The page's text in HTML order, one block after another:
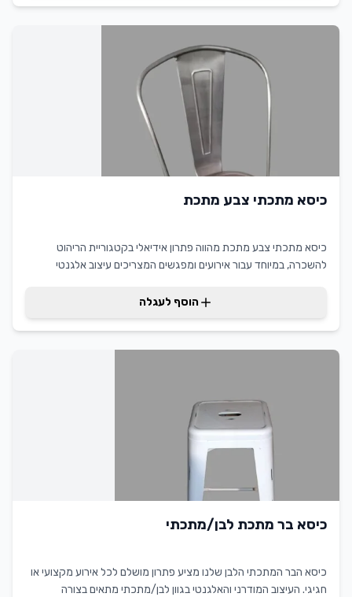
לשירותים הנדרשים. המוצר מספק ערך מוסף ללקוח בכך שהוא משדר
יוקרה וחדשנות, מה שמבטיח רושם מקצועי מתמשך.
כיסא מתכתי צבע מתכת
כיסא מתכתי צבע מתכת מהווה פתרון אידיאלי בקטגוריית הריהוט
להשכרה, במיוחד עבור אירועים ומפגשים המצריכים עיצוב אלגנטי
איכותיים, מעניק שילוב של מראה מודרני ותחושת יציבות. יתרונו המרכזי
ממוצר אמין, פונקציונלי ומסוגנן, המוסיף ערך מוסף לכל אירוע.
הוסף לעגלה
כיסא בר מתכת לבן/מתכתי
כיסא הבר המתכתי הלבן שלנו מציע פתרון מושלם לכל אירוע מקצועי או
חגיגי. העיצוב המודרני והאלגנטי בגוון לבן/מתכתי מתאים בצורה